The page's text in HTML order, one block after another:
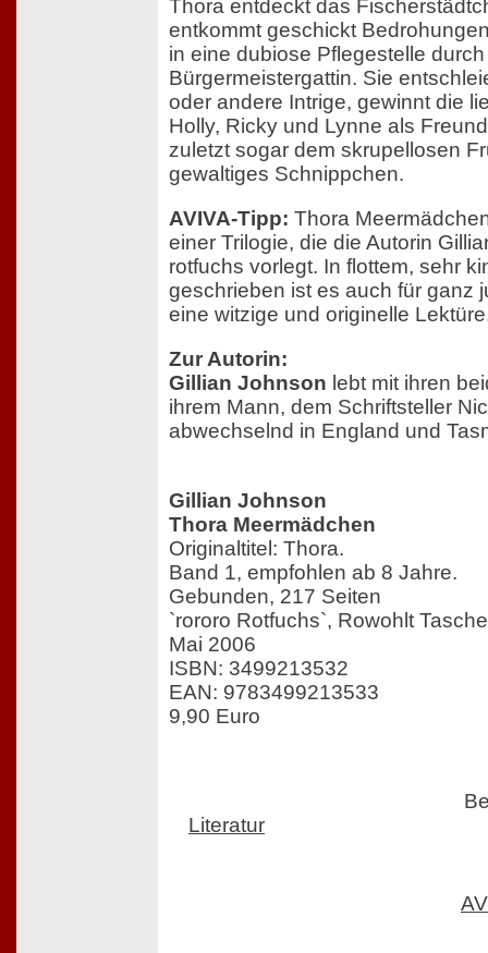
Thora entdeckt das
entkommt geschickt
in eine dubiose Pflegestelle
Bürgermeistergattin. Sie
oder andere Intrige, gewinnt die
Holly, Ricky und Lynne als
zuletzt sogar dem skrupellosen
gewaltiges Schnippchen.
AVIVA-Tipp: Thora
einer Trilogie, die die Autorin
rotfuchs vorlegt. In flottem, sehr
geschrieben ist es auch für ganz
eine witzige und originelle
Zur Autorin:
Gillian Johnson lebt mit ihren
ihrem Mann, dem Schriftsteller
abwechselnd in England und
Gillian Johnson
Thora Meermädchen
Originaltitel: Thora.
Band 1, empfohlen ab 8 Jahre.
Gebunden, 217 Seiten
`rororo Rotfuchs`, Rowohlt
Mai 2006
ISBN: 3499213532
EAN: 9783499213533
9,90 Euro
Literatur